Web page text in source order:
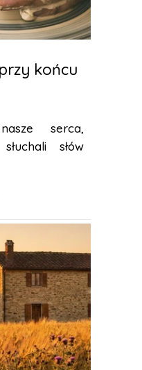
końcu
serca,
słów